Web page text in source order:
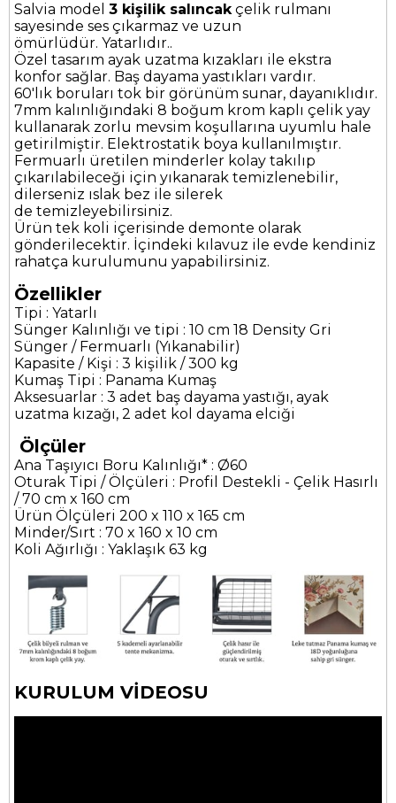
Salvia model 3 kişilik salıncakçelik rulmanı
sayesinde ses çıkarmaz ve uzun
ömürlüdür. Yatarlıdır..
Özel tasarım ayak uzatma kızakları ile ekstra
konfor sağlar. Baş dayama yastıkları vardır.
60'lık boruları tok bir görünüm sunar, dayanıklıdır.
7mm kalınlığındaki 8 boğum krom kaplı çelik yay
kullanarak zorlu mevsim koşullarına uyumlu hale
getirilmiştir. Elektrostatik boya kullanılmıştır.
Fermuarlı üretilen minderler kolay takılıp
çıkarılabileceği için yıkanarak temizlenebilir,
dilerseniz ıslak bez ile silerek
de temizleyebilirsiniz.
Ürün tek koli içerisinde demonte olarak
gönderilecektir. İçindeki kılavuz ile evde kendiniz
rahatça kurulumunu yapabilirsiniz.
Özellikler
Tipi : Yatarlı
Sünger Kalınlığı ve tipi : 10 cm 18 Density Gri
Sünger / Fermuarlı (Yıkanabilir)
Kapasite / Kişi : 3 kişilik / 300 kg
Kumaş Tipi : Panama Kumaş
Aksesuarlar : 3 adet baş dayama yastığı, ayak
uzatma kızağı, 2 adet kol dayama elciği
Ölçüler
Ana Taşıyıcı Boru Kalınlığı* : Ø60
Oturak Tipi / Ölçüleri : Profil Destekli - Çelik Hasırlı
/ 70 cm x 160 cm
Ürün Ölçüleri 200 x 110 x 165 cm
Minder/Sırt : 70 x 160 x 10 cm
Koli Ağırlığı : Yaklaşık 63 kg
KURULUM VİDEOSU